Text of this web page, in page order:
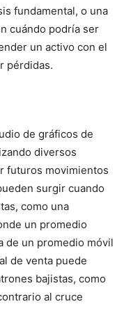
fundamental, o una
cuándo podría ser
un activo con el
pérdidas.
de gráficos de
diversos
futuros movimientos
surgir cuando
como una
un promedio
de un promedio móvil
de venta puede
bajistas, como
al cruce